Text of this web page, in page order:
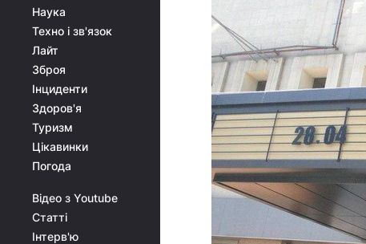
Наука
Техно і зв'язок
Лайт
Зброя
Інциденти
Здоров'я
Туризм
Цікавинки
Погода
Відео з Youtube
Статті
Інтерв'ю